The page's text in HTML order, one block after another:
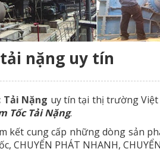
nặng uy tín
Tải Nặng uy tín tại thị trường
Tốc Tải Nặng.
kết cung cấp những dòng sản
PHÁT NHANH,